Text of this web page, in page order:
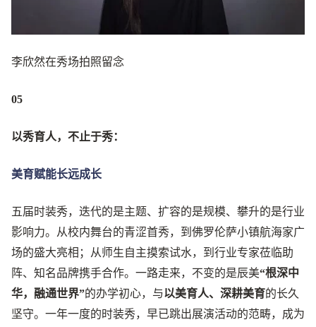
李欣然在秀场拍照留念
05
以秀育人，不止于秀：
美育赋能长远成长
五届时装秀，迭代的是主题、扩容的是规模、攀升的是行业
影响力。从校内舞台的青涩首秀，到佛罗伦萨小镇航海家广
场的盛大亮相；从师生自主摸索试水，到行业专家莅临助
阵、知名品牌携手合作。一路走来，不变的是辰美“根深中
华，融通世界”的办学初心，与以美育人、深耕美育的长久
坚守。一年一度的时装秀，早已跳出展演活动的范畴，成为